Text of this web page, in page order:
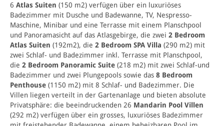
6 Atlas Suiten (150 m2) verfügen über ein luxuriöses
Badezimmer mit Dusche und Badewanne, TV, Nespresso-
Maschine, Minibar und eine Terrasse mit einem Planschpool
und Panoramasicht auf das Atlasgebirge, die zwei 2 Bedroom
Atlas Suiten (192m2), die 2 Bedroom SPA Villa (290 m2) mit
zwei Schlaf- und Badezimmer inkl. Terrasse mit Planschpool,
die 2 Bedroom Panoramic Suite (218 m2) mit zwei Schlaf-und
Badezimmer und zwei Plungepools sowie das 8 Bedroom
Penthouse (1150 m2) mit 8 Schlaf- und Badezimmer. Die
Villen liegen verteilt in der Gartenanlage und bieten absolute
Privatsphäre: die beeindruckenden 26 Mandarin Pool Villen
(292 m2) verfügen über ein grosses, luxuriöses Badezimmer